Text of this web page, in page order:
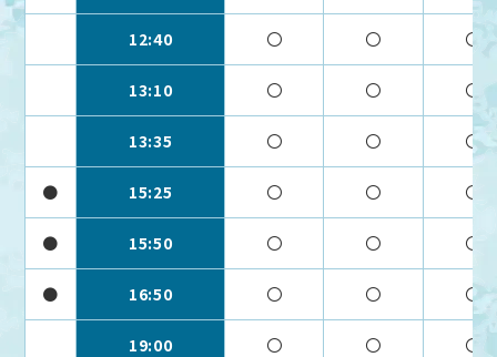
12:40 〇 〇 〇
13:10 〇 〇 〇
13:35 〇 〇 〇
● 15:25 〇 〇 〇
● 15:50 〇 〇 〇
● 16:50 〇 〇 〇
19:00 〇 〇 〇